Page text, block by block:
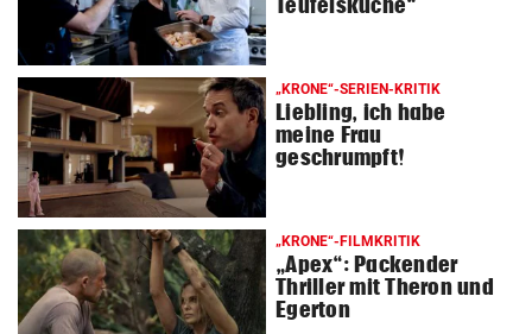
„KRONE“-SERIEN-KRITIK
Liebling, ich habe
meine Frau
geschrumpft!
„KRONE“-FILMKRITIK
„Apex“: Packender
Thriller mit Theron und
Egerton